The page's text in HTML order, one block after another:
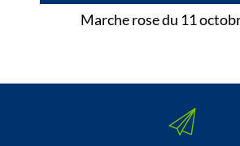
Marche rose du 11